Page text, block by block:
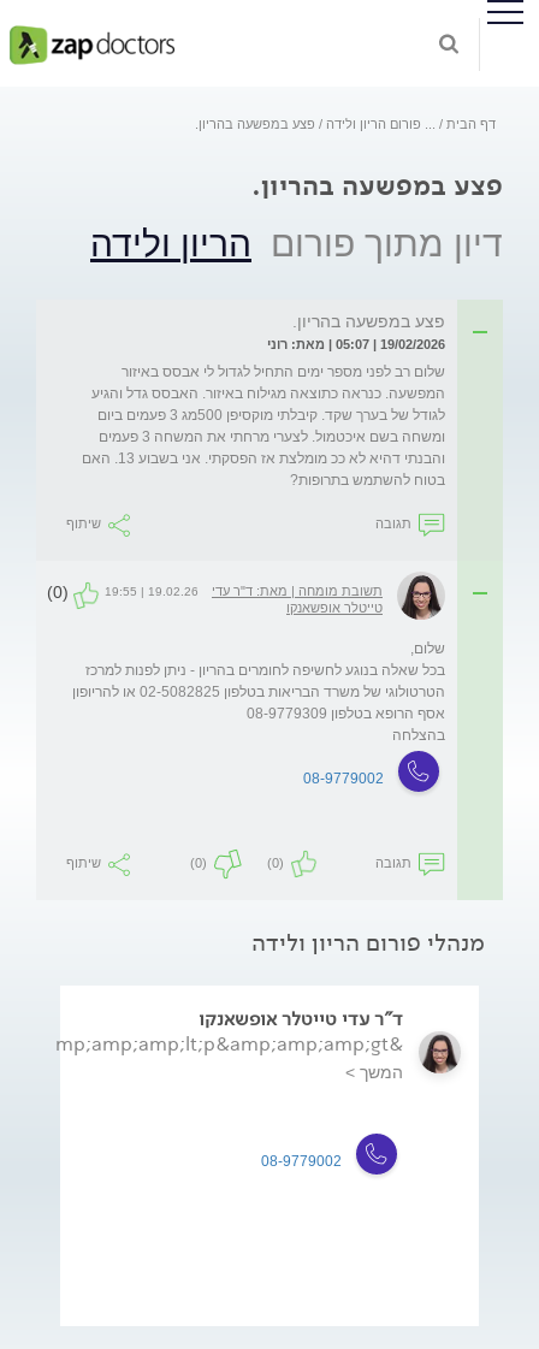
דף הבית פורום הריון ולידה פצע במפשעה בהריון.
פצע במפשעה בהריון.
דיון מתוך פורום הריון ולידה
פצע במפשעה בהריון.
19/02/2026 | 05:07 | מאת: רוני
שלום רב לפני מספר ימים התחיל לגדול לי אבסס באיזור
המפשעה. כנראה כתוצאה מגילוח באיזור. האבסס גדל והגיע
לגודל של בערך שקד. קיבלתי מוקסיפן 500מג 3 פעמים ביום
ומשחה בשם איכטמול. לצערי מרחתי את המשחה 3 פעמים
והבנתי דהיא לא ככ מומלצת אז הפסקתי. אני בשבוע 13. האם
בטוח להשתמש בתרופות?
תגובה שיתוף
תשובת מומחה | מאת: ד"ר עדי
טייטלר אופשאנקו
19.02.26 | 19:55
(0)
בכל שאלה בנוגע לחשיפה לחומרים בהריון - ניתן לפנות למרכז
הטרטולוגי של משרד הבריאות בטלפון 02-5082825 או להריופון
בהצלחה
08-9779002
תגובה (0)
(0) שיתוף
מנהלי פורום הריון ולידה
ד"ר עדי טייטלר אופשאנקו
&amp;amp;amp;lt;p&amp;amp;amp;gt;ד&amp;amp;amp;amp;quot;...
המשך >
08-9779002